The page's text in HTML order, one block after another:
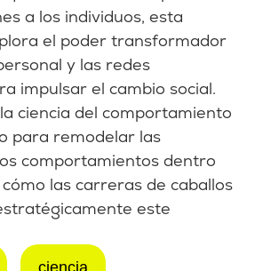
a los individuos, esta
el poder transformador
y las redes
impulsar el cambio social.
ciencia del comportamiento
para remodelar las
comportamientos dentro
las carreras de caballos
este
ciencia